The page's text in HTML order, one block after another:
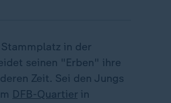
in der
seinen "Erben" ihre
Zeit. Sei den Jungs
DFB-Quartier in